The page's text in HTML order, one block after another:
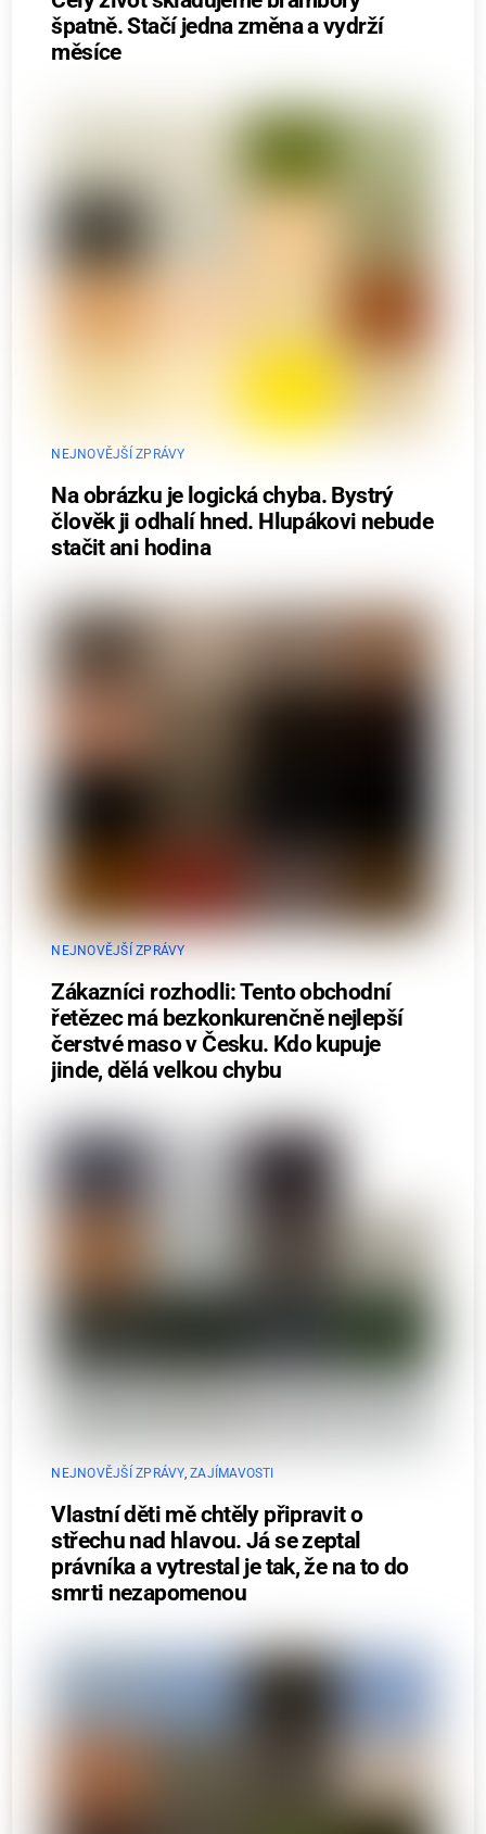
špatně. Stačí jedna změna a vydrží
měsíce
NEJNOVĚJŠÍ ZPRÁVY
Na obrázku je logická chyba. Bystrý
člověk ji odhalí hned. Hlupákovi nebude
stačit ani hodina
NEJNOVĚJŠÍ ZPRÁVY
Zákazníci rozhodli: Tento obchodní
řetězec má bezkonkurenčně nejlepší
čerstvé maso v Česku. Kdo kupuje
jinde, dělá velkou chybu
NEJNOVĚJŠÍ ZPRÁVY,ZAJÍMAVOSTI
Vlastní děti mě chtěly připravit o
střechu nad hlavou. Já se zeptal
právníka a vytrestal je tak, že na to do
smrti nezapomenou